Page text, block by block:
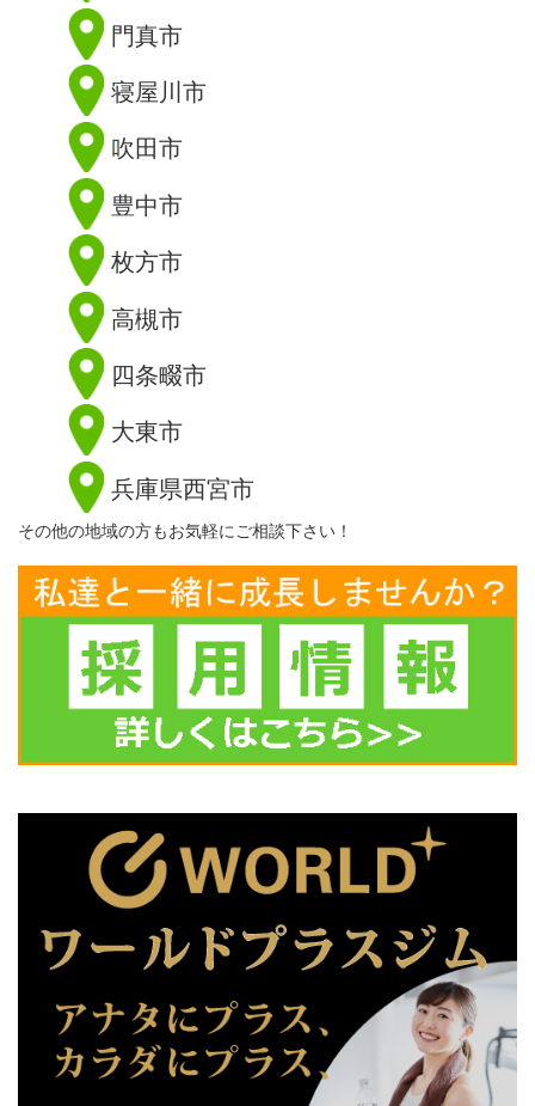
門真市
寝屋川市
吹田市
豊中市
枚方市
高槻市
四条畷市
大東市
兵庫県西宮市
その他の地域の方もお気軽にご相談下さい！